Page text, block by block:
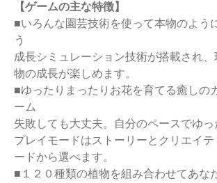
【ゲームの主な特徴】
■いろんな園芸技術を使って本物のよう
う
成長シミュレーション技術が搭載され
物の成長が楽しめます。
■ゆったりまったりお花を育てる癒しの
ーム
失敗しても大丈夫。自分のペースでゆっ
プレイモードはストーリーとクリエイ
ードから選べます。
■１２０種類の植物を組み合わせてあな